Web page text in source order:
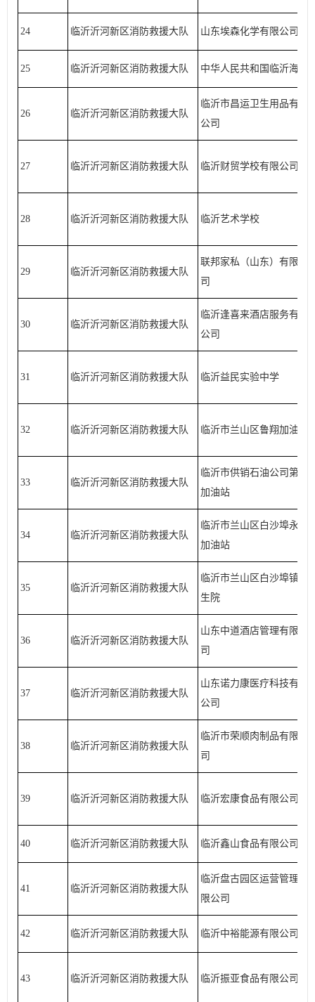
24 临沂沂河新区消防救援大队 山东埃森化学有限公司
25 临沂沂河新区消防救援大队 中华人民共和国临沂海关
26 临沂沂河新区消防救援大队
临沂市昌运卫生用品有限
公司
27 临沂沂河新区消防救援大队 临沂财贸学校有限公司
28 临沂沂河新区消防救援大队 临沂艺术学校
29 临沂沂河新区消防救援大队
联邦家私（山东）有限公
司
30 临沂沂河新区消防救援大队
临沂逢喜来酒店服务有限
公司
31 临沂沂河新区消防救援大队 临沂益民实验中学
32 临沂沂河新区消防救援大队 临沂市兰山区鲁翔加油站
33 临沂沂河新区消防救援大队
临沂市供销石油公司第二
加油站
34 临沂沂河新区消防救援大队
临沂市兰山区白沙埠永兴
加油站
35 临沂沂河新区消防救援大队
临沂市兰山区白沙埠镇卫
生院
36 临沂沂河新区消防救援大队
山东中道酒店管理有限公
司
37 临沂沂河新区消防救援大队
山东诺力康医疗科技有限
公司
38 临沂沂河新区消防救援大队
临沂市荣顺肉制品有限公
司
39 临沂沂河新区消防救援大队 临沂宏康食品有限公司
40 临沂沂河新区消防救援大队 临沂鑫山食品有限公司
41 临沂沂河新区消防救援大队
临沂盘古园区运营管理有
限公司
42 临沂沂河新区消防救援大队 临沂中裕能源有限公司
43 临沂沂河新区消防救援大队 临沂振亚食品有限公司